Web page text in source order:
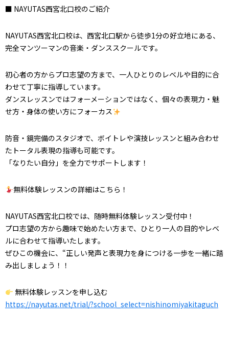
■ NAYUTAS西宮北口校のご紹介
NAYUTAS西宮北口校は、西宮北口駅から徒歩1分の好立地にある、
完全マンツーマンの音楽・ダンススクールです。
初心者の方からプロ志望の方まで、一人ひとりのレベルや目的に合
わせて丁寧に指導しています。
ダンスレッスンではフォーメーションではなく、個々の表現力・魅
せ方・身体の使い方にフォーカス
防音・鏡完備のスタジオで、ボイトレや演技レッスンと組み合わせ
たトータル表現の指導も可能です。
「なりたい自分」を全力でサポートします！
無料体験レッスンの詳細はこちら！
NAYUTAS西宮北口校では、随時無料体験レッスン受付中！
プロ志望の方から趣味で始めたい方まで、ひとり一人の目的やレベ
ルに合わせて指導いたします。
ぜひこの機会に、“正しい発声と表現力を身につける一歩を一緒に踏
み出しましょう！！
無料体験レッスンを申し込む
https://nayutas.net/trial/?school_select=nishinomiyakitaguch